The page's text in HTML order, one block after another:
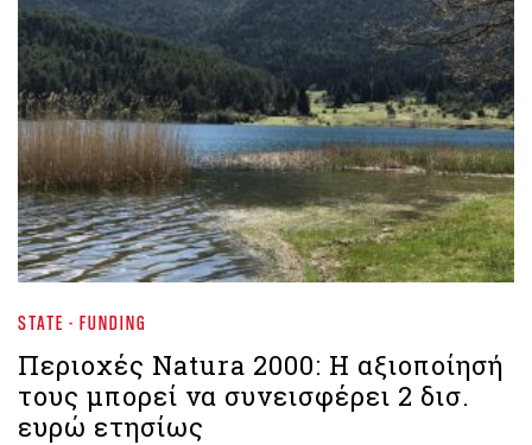
STATE - FUNDING
Περιοχές Natura 2000: H αξιοποίησή
τους μπορεί να συνεισφέρει 2 δισ.
ευρώ ετησίως